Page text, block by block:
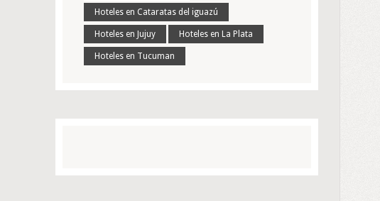
Hoteles en Cataratas del iguazú
Hoteles en Jujuy Hoteles en La Plata
Hoteles en Tucuman